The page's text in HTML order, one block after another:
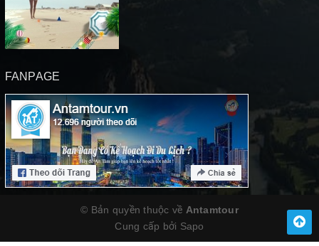
FANPAGE
© Bản quyền thuộc về Antamtour
Cung cấp bởi Sapo